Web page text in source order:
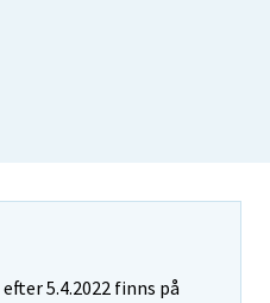
5.4.2022 finns på